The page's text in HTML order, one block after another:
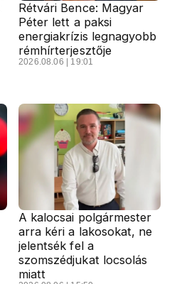
Rétvári Bence: Magyar
Péter lett a paksi
energiakrízis legnagyobb
rémhírterjesztője
2026.08.06 | 19:01
A kalocsai polgármester
arra kéri a lakosokat, ne
jelentsék fel a
szomszédjukat locsolás
miatt